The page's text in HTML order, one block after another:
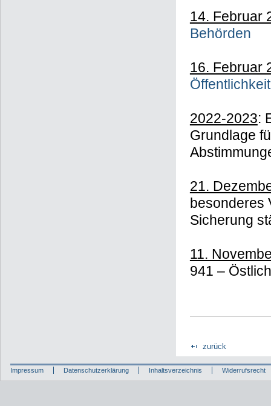
14. Februar
Behörden
16. Februar
Öffentlichkeit
2022-2023:
Grundlage
21.
besonderes
Sicherung
11.
941 –
zurück
Impressum Datenschutzerklärung Inhaltsverzeichnis Widerrufsrecht